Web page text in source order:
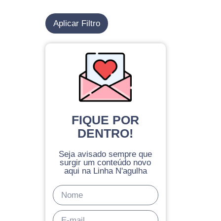
Aplicar Filtro
FIQUE POR
DENTRO!
Seja avisado sempre que
surgir um conteúdo novo
aqui na Linha N'agulha